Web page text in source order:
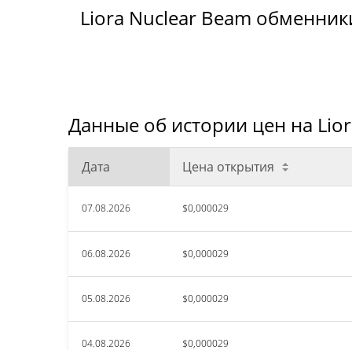
Liora Nuclear Beam
Данные об истории цен на
Дата Цена открытия
07.08.2026 $0,000029
06.08.2026 $0,000029
05.08.2026 $0,000029
04.08.2026 $0,000029